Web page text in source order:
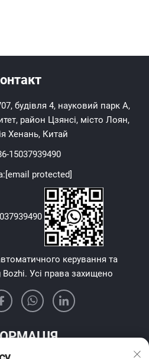
будівля 4, науковий парк А,
район Цзянсі, місто Лоян,
Хенань, Китай
15037939490
[email protected]
керування та
Bozhi. Усі права захищено